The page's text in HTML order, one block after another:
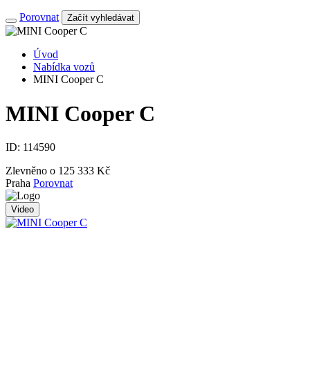
Porovnat Začít vyhledávat
Úvod
Nabídka vozů
MINI Cooper C
MINI Cooper C
ID: 114590
Zlevněno o 125 333 Kč
Praha Porovnat
Video